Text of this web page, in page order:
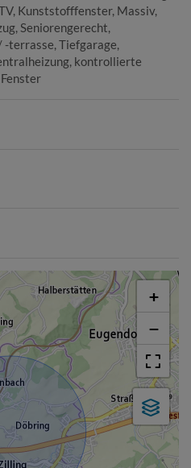
Kunststofffenster Massiv
Seniorengerecht
-terrasse Tiefgarage
kontrollierte
+
−